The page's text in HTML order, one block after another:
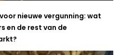
nieuwe vergunning: wat
en de rest van de